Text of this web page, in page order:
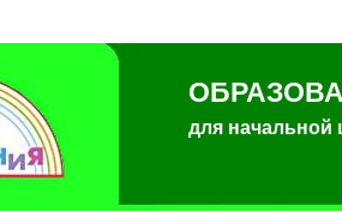
для